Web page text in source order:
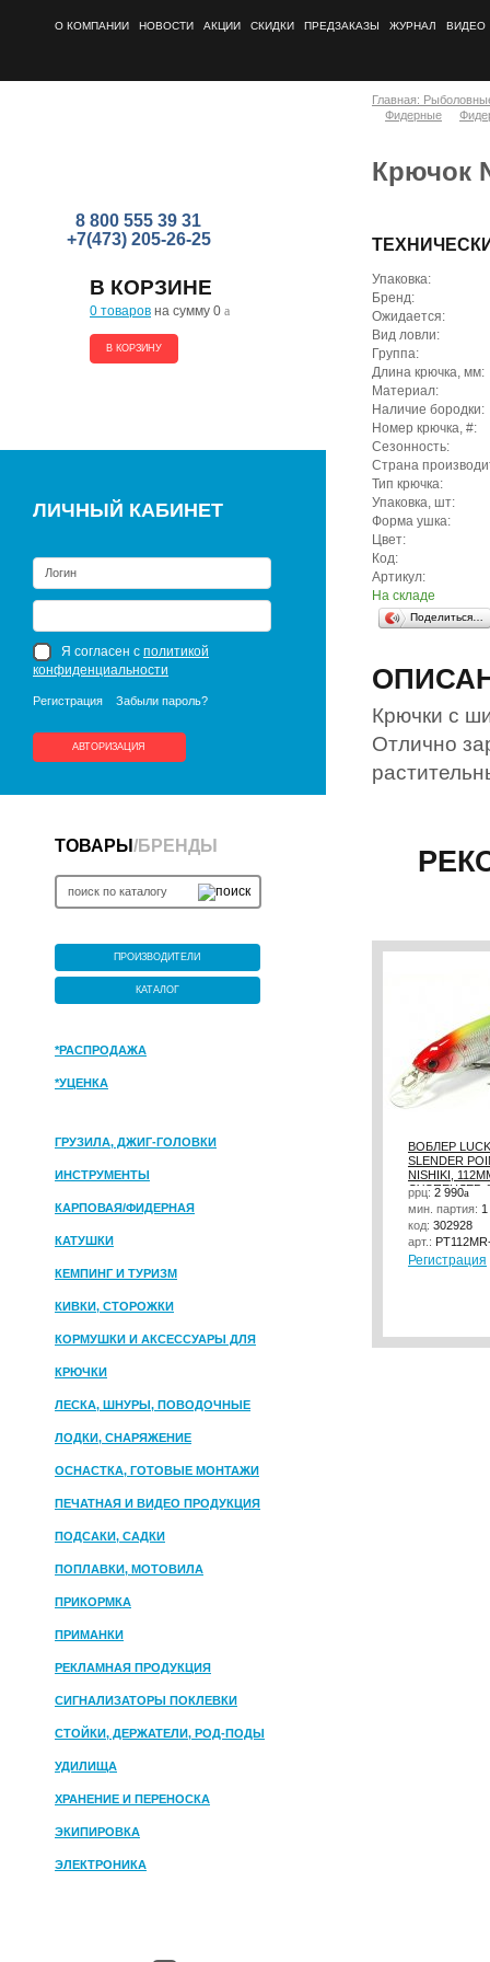
О КОМПАНИИ НОВОСТИ АКЦИИ СКИДКИ ПРЕДЗАКАЗЫ ЖУРНАЛ ВИДЕО
8 800 555 39 31
+7(473) 205-26-25
В КОРЗИНЕ
0 товаров на сумму 0 a
В КОРЗИНУ
ЛИЧНЫЙ КАБИНЕТ
Я согласен с политикой
конфиденциальности
Регистрация Забыли пароль?
АВТОРИЗАЦИЯ
ТОВАРЫ /БРЕНДЫ
ПРОИЗВОДИТЕЛИ
КАТАЛОГ
*РАСПРОДАЖА
*УЦЕНКА
ГРУЗИЛА, ДЖИГ-ГОЛОВКИ
ИНСТРУМЕНТЫ
КАРПОВАЯ/ФИДЕРНАЯ
КАТУШКИ
КЕМПИНГ И ТУРИЗМ
КИВКИ, СТОРОЖКИ
КОРМУШКИ И АКСЕССУАРЫ ДЛЯ
ПРИКОРМКИ
КРЮЧКИ
ЛЕСКА, ШНУРЫ, ПОВОДОЧНЫЕ
МАТЕРИАЛЫ
ЛОДКИ, СНАРЯЖЕНИЕ
ОСНАСТКА, ГОТОВЫЕ МОНТАЖИ
ПЕЧАТНАЯ И ВИДЕО ПРОДУКЦИЯ
ПОДСАКИ, САДКИ
ПОПЛАВКИ, МОТОВИЛА
ПРИКОРМКА
ПРИМАНКИ
РЕКЛАМНАЯ ПРОДУКЦИЯ
СИГНАЛИЗАТОРЫ ПОКЛЕВКИ
СТОЙКИ, ДЕРЖАТЕЛИ, РОД-ПОДЫ
УДИЛИЩА
ХРАНЕНИЕ И ПЕРЕНОСКА
ЭКИПИРОВКА
ЭЛЕКТРОНИКА
Главная:
Фидерные
Крючок
Упаковка:
Бренд:
Ожидается:
Вид ловли:
Группа:
Длина крючка, мм:
Материал:
Наличие бородки:
Номер крючка, #:
Сезонность:
Страна
Тип крючка:
Упаковка, шт:
Форма ушка:
Цвет:
Код:
Артикул:
На складе
Поделиться…
Крючки с
Отлично
ВОБЛЕР
SLENDER
NISHIKI,
СУСПЕНДЕР,
ррц: 2 990a
мин. партия: 1
код: 302928
арт.:
Регистрация